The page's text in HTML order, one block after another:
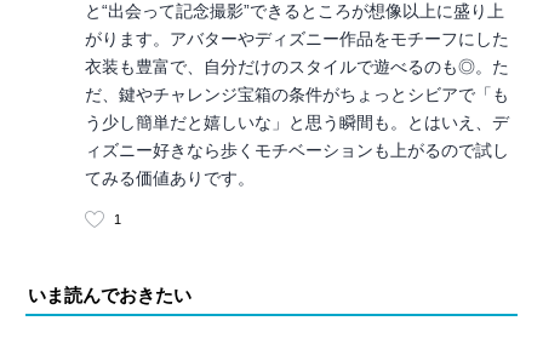
と“出会って記念撮影”できるところが想像以上に盛り上
がります。アバターやディズニー作品をモチーフにした
衣装も豊富で、自分だけのスタイルで遊べるのも◎。た
だ、鍵やチャレンジ宝箱の条件がちょっとシビアで「も
う少し簡単だと嬉しいな」と思う瞬間も。とはいえ、デ
ィズニー好きなら歩くモチベーションも上がるので試し
てみる価値ありです。
1
いま読んでおきたい